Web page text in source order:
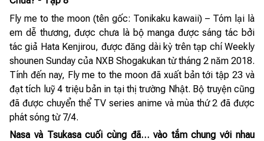
Fly me to the moon (tên gốc: Tonikaku kawaii) – Tóm lại là
em dễ thương, được chưa là bộ manga được sáng tác bởi
tác giả Hata Kenjirou, được đăng dài kỳ trên tạp chí Weekly
shounen Sunday của NXB Shogakukan từ tháng 2 năm 2018.
Tính đến nay, Fly me to the moon đã xuất bản tới tập 23 và
đạt tích luỹ 4 triệu bản in tại thị trường Nhật. Bộ truyện cũng
đã được chuyển thể TV series anime và mùa thứ 2 đã được
phát sóng từ 7/4.
Nasa và Tsukasa cuối cùng đã… vào tắm chung với nhau